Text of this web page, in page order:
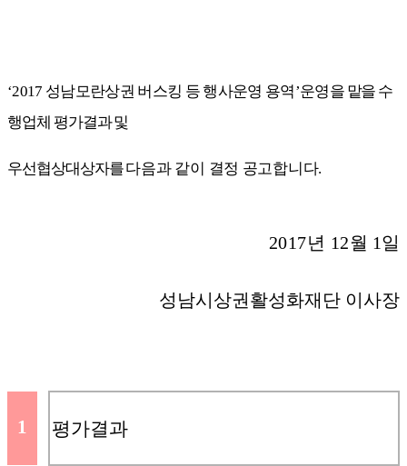
‘2017 성남모란상권 버스킹 등 행사운영 용역’운영을 맡을 수
행업체 평가결과 및
우선협상대상자를다음과 같이 결정 공고합니다.
2017년 12월 1일
성남시상권활성화재단 이사장
1 평가결과